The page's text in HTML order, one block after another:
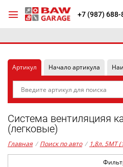
+7 (987) 688-
Артикул Начало артикула
Система вентиляцияя
(легковые)
Главная / Поиск по авто / 1,8л. 5MT